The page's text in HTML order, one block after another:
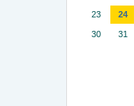
23 24
30 31